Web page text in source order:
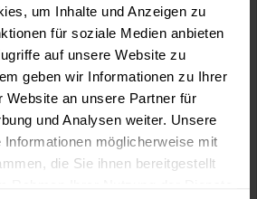
um Inhalte und Anzeigen zu
für soziale Medien anbieten
auf unsere Website zu
geben wir Informationen zu Ihrer
Website an unsere Partner für
und Analysen weiter. Unsere
Informationen möglicherweise mit
die Sie ihnen bereitgestellt
In denWarenkorb
zum Artikel?
HRB0017WEISS